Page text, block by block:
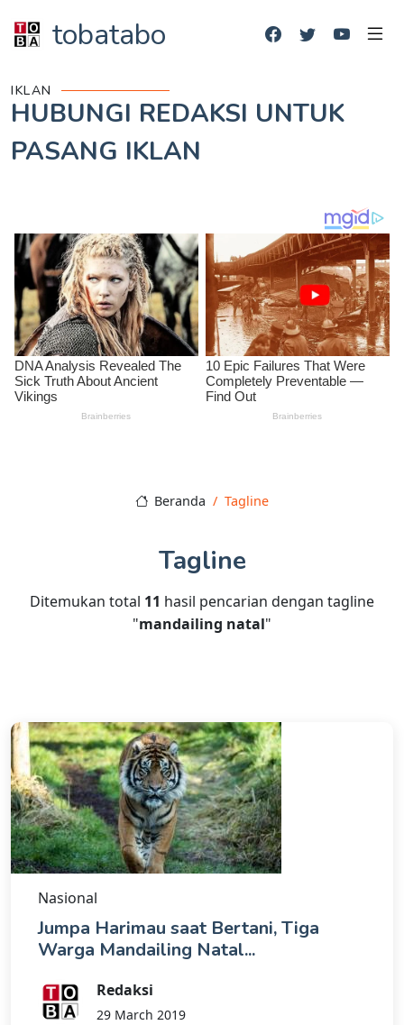
tobatabo
IKLAN
HUBUNGI REDAKSI UNTUK
PASANG IKLAN
Beranda Tagline
Tagline
Ditemukan total 11 hasil pencarian dengan tagline
"mandailing natal"
Nasional
Jumpa Harimau saat Bertani, Tiga
Warga Mandailing Natal...
Redaksi
29 March 2019